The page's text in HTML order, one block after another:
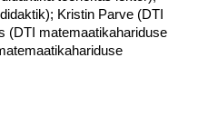
Kristin Parve (DTI
(DTI matemaatikahariduse